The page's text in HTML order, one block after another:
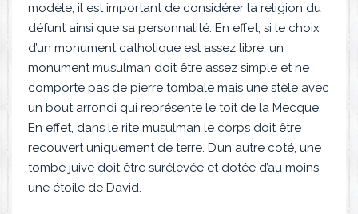
modèle, il est important de considérer la religion du
défunt ainsi que sa personnalité. En effet, si le choix
d’un monument catholique est assez libre, un
monument musulman doit être assez simple et ne
comporte pas de pierre tombale mais une stèle avec
un bout arrondi qui représente le toit de la Mecque.
En effet, dans le rite musulman le corps doit être
recouvert uniquement de terre. D’un autre coté, une
tombe juive doit être surélevée et dotée d’au moins
une étoile de David.